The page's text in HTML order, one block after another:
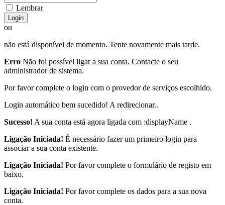
Lembrar
Login
ou
não está disponível de momento. Tente novamente mais tarde.
Erro Não foi possível ligar a sua conta. Contacte o seu
administrador de sistema.
Por favor complete o login com o provedor de serviços escolhido.
Login automático bem sucedido! A redirecionar..
Sucesso! A sua conta está agora ligada com :displayName .
Ligação Iniciada! É necessário fazer um primeiro login para
associar a sua conta existente.
Ligação Iniciada! Por favor complete o formulário de registo em
baixo.
Ligação Iniciada! Por favor complete os dados para a sua nova
conta.